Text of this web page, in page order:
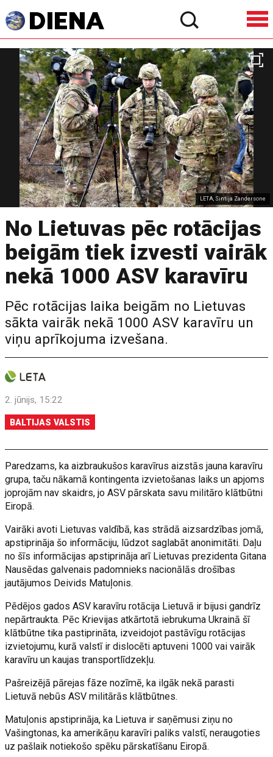
LETA, Sintija Zandersone
No Lietuvas pēc rotācijas
beigām tiek izvesti vairāk
nekā 1000 ASV karavīru
Pēc rotācijas laika beigām no Lietuvas
sākta vairāk nekā 1000 ASV karavīru un
viņu aprīkojuma izvešana.
2. jūnijs, 15:22
BALTIJAS VALSTIS
Paredzams, ka aizbraukušos karavīrus aizstās jauna karavīru
grupa, taču nākamā kontingenta izvietošanas laiks un apjoms
joprojām nav skaidrs, jo ASV pārskata savu militāro klātbūtni
Eiropā.
Vairāki avoti Lietuvas valdībā, kas strādā aizsardzības jomā,
apstiprināja šo informāciju, lūdzot saglabāt anonimitāti. Daļu
no šīs informācijas apstiprināja arī Lietuvas prezidenta Gitana
Nausēdas galvenais padomnieks nacionālās drošības
jautājumos Deivids Matuļonis.
Pēdējos gados ASV karavīru rotācija Lietuvā ir bijusi gandrīz
nepārtraukta. Pēc Krievijas atkārtotā iebrukuma Ukrainā šī
klātbūtne tika pastiprināta, izveidojot pastāvīgu rotācijas
izvietojumu, kurā valstī ir dislocēti aptuveni 1000 vai vairāk
karavīru un kaujas transportlīdzekļu.
Pašreizējā pārejas fāze nozīmē, ka ilgāk nekā parasti
Lietuvā nebūs ASV militārās klātbūtnes.
Matuļonis apstiprināja, ka Lietuva ir saņēmusi ziņu no
Vašingtonas, ka amerikāņu karavīri paliks valstī, neraugoties
uz pašlaik notiekošo spēku pārskatīšanu Eiropā.